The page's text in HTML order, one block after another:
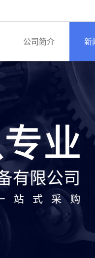
公司简介 新